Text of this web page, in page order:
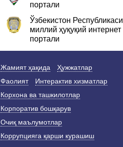
портали
Ўзбекистон Республикаси
миллий ҳуқуқий интернет
портали
Жамият ҳақида
Ҳужжатлар
Фаолият
Интерактив хизматлар
Корхона ва ташкилотлар
Корпоратив бошқарув
Очиқ маълумотлар
Коррупцияга қарши курашиш